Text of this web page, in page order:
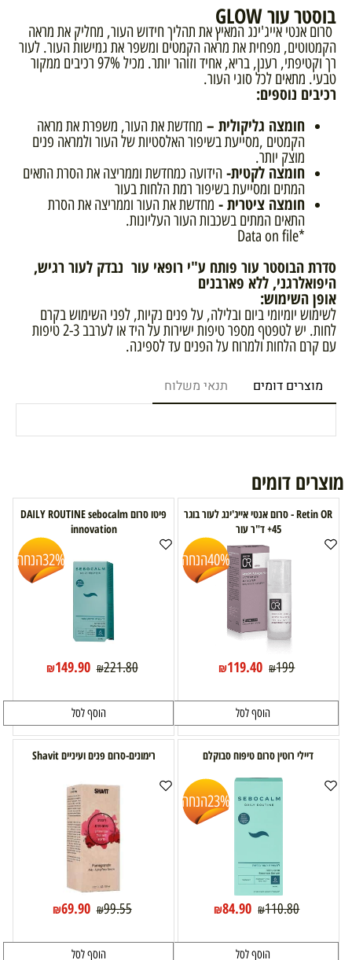
בוסטר עור GLOW
סרום אנטי אייג'ינג המאיץ את תהליך חידוש העור, מחליק את מראה
הקמטוטים, מפחית את מראה הקמטים ומשפר את גמישות העור. לעור
רך וקטיפתי, רענן, בריא, אחיד וזוהר יותר. מכיל 97% רכיבים ממקור
טבעי. מתאים לכל סוגי העור.
רכיבים נוספים:
חומצה גליקולית – מחדשת את העור, משפרת את מראה
הקמטים ,מסייעת בשיפור האלסטיות של העור ולמראה פנים
מוצק יותר.
חומצה לקטית- הידועה כמחדשת וממריצה את הסרת התאים
המתים ומסייעת בשיפור רמת הלחות בעור
חומצה ציטרית - מחדשת את העור וממריצה את הסרת
התאים המתים בשכבות העור העליונות.
*Data on file
סדרת הבוסטר עור פותח ע"י רופאי עור נבדק לעור רגיש,
היפואלרגני, ללא פארבנים
אופן השימוש:
לשימוש יומיומי ביום ובלילה, על פנים נקיות, לפני השימוש בקרם
לחות. יש לטפטף מספר טיפות ישירות על היד או לערבב 2-3 טיפות
עם קרם הלחות ולמרוח על הפנים עד לספיגה.
מוצרים דומים תנאי משלוח
מוצרים דומים
Retin OR - סרום אנטי אייג'ינג לעור בוגר
45+ ד"ר עור
40%הנחה
₪199
₪119.40
הוסף לסל
פיטו סרום DAILY ROUTINE sebocalm
innovation
32%הנחה
₪221.80
₪149.90
הוסף לסל
דיילי רוטין סרום טיפוח סבוקלם
23%הנחה
₪110.80
₪84.90
הוסף לסל
רימונים-סרום פנים ועיניים Shavit
₪99.55
₪69.90
הוסף לסל